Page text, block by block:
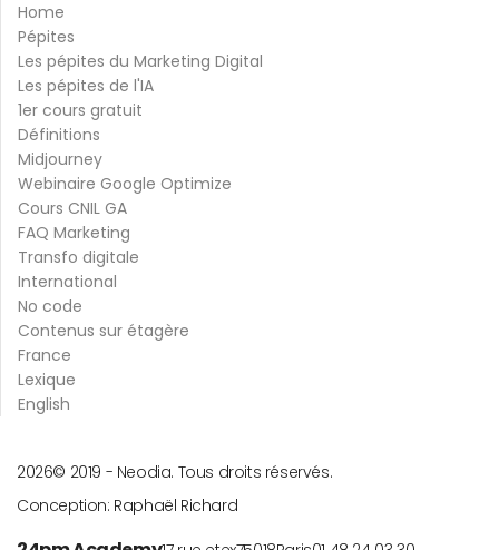
Home
Pépites
Les pépites du Marketing Digital
Les pépites de l'IA
1er cours gratuit
Définitions
Midjourney
Webinaire Google Optimize
Cours CNIL GA
FAQ Marketing
Transfo digitale
International
No code
Contenus sur étagère
France
Lexique
English
© 2019 -
2026
Neodia. Tous droits réservés.
Conception: Raphaël Richard